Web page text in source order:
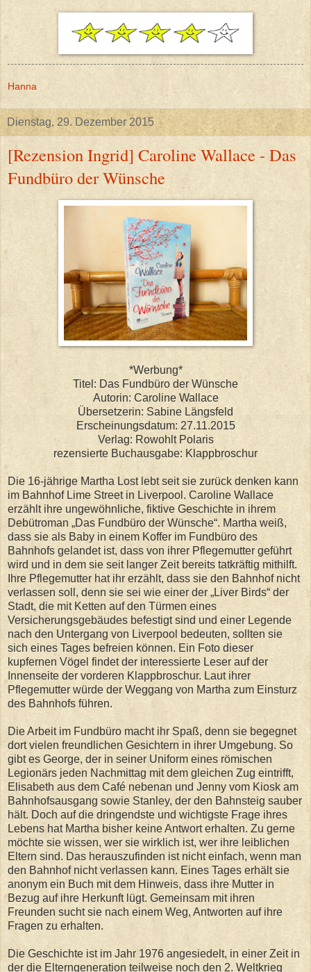
Hanna
Dienstag, 29. Dezember 2015
[Rezension Ingrid] Caroline Wallace - Das
Fundbüro der Wünsche
*Werbung*
Titel: Das Fundbüro der Wünsche
Autorin: Caroline Wallace
Übersetzerin: Sabine Längsfeld
Erscheinungsdatum: 27.11.2015
Verlag: Rowohlt Polaris
rezensierte Buchausgabe: Klappbroschur
Die 16-jährige Martha Lost lebt seit sie zurück denken kann
im Bahnhof Lime Street in Liverpool. Caroline Wallace
erzählt ihre ungewöhnliche, fiktive Geschichte in ihrem
Debütroman „Das Fundbüro der Wünsche“. Martha weiß,
dass sie als Baby in einem Koffer im Fundbüro des
Bahnhofs gelandet ist, dass von ihrer Pflegemutter geführt
wird und in dem sie seit langer Zeit bereits tatkräftig mithilft.
Ihre Pflegemutter hat ihr erzählt, dass sie den Bahnhof nicht
verlassen soll, denn sie sei wie einer der „Liver Birds“ der
Stadt, die mit Ketten auf den Türmen eines
Versicherungsgebäudes befestigt sind und einer Legende
nach den Untergang von Liverpool bedeuten, sollten sie
sich eines Tages befreien können. Ein Foto dieser
kupfernen Vögel findet der interessierte Leser auf der
Innenseite der vorderen Klappbroschur. Laut ihrer
Pflegemutter würde der Weggang von Martha zum Einsturz
des Bahnhofs führen.
Die Arbeit im Fundbüro macht ihr Spaß, denn sie begegnet
dort vielen freundlichen Gesichtern in ihrer Umgebung. So
gibt es George, der in seiner Uniform eines römischen
Legionärs jeden Nachmittag mit dem gleichen Zug eintrifft,
Elisabeth aus dem Café nebenan und Jenny vom Kiosk am
Bahnhofsausgang sowie Stanley, der den Bahnsteig sauber
hält. Doch auf die dringendste und wichtigste Frage ihres
Lebens hat Martha bisher keine Antwort erhalten. Zu gerne
möchte sie wissen, wer sie wirklich ist, wer ihre leiblichen
Eltern sind. Das herauszufinden ist nicht einfach, wenn man
den Bahnhof nicht verlassen kann. Eines Tages erhält sie
anonym ein Buch mit dem Hinweis, dass ihre Mutter in
Bezug auf ihre Herkunft lügt. Gemeinsam mit ihren
Freunden sucht sie nach einem Weg, Antworten auf ihre
Fragen zu erhalten.
Die Geschichte ist im Jahr 1976 angesiedelt, in einer Zeit in
der die Elterngeneration teilweise noch den 2. Weltkrieg